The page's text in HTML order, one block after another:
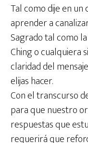
Tal como dije en
aprender a
Sagrado tal como
Ching o cualquiera
claridad del
elijas hacer.
Con el transcurso
para que nuestro
respuestas que
requerirá que